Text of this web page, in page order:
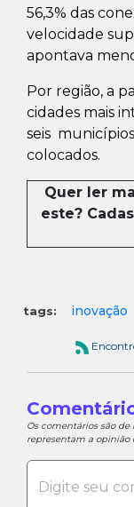
56,3% das
velocidade
apontava
Por região, a
cidades mais
seis
colocados.
Quer ler
este?
tags: inovação
Os comentários são
representam a opinião